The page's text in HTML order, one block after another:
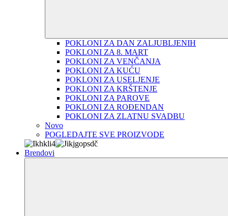
POKLONI ZA DAN ZALJUBLJENIH
POKLONI ZA 8. MART
POKLONI ZA VENČANJA
POKLONI ZA KUĆU
POKLONI ZA USELJENJE
POKLONI ZA KRŠTENJE
POKLONI ZA PAROVE
POKLONI ZA ROĐENDAN
POKLONI ZA ZLATNU SVADBU
Novo
POGLEDAJTE SVE PROIZVODE
Brendovi